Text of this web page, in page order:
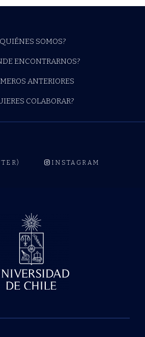
SOMOS?
ENCONTRARNOS?
ANTERIORES
COLABORAR?
INSTAGRAM